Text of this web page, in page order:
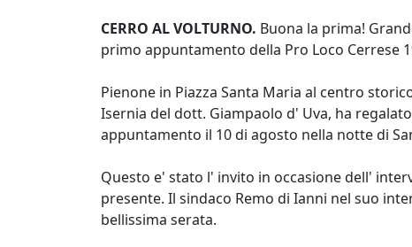
CERRO AL VOLTURNO. Buona la prima!
primo appuntamento della Pro Loco Cerrese
Pienone in Piazza Santa Maria al centro
Isernia del dott. Giampaolo d' Uva, ha
appuntamento il 10 di agosto nella notte di
Questo e' stato l' invito in occasione dell'
presente. Il sindaco Remo di Ianni nel suo
bellissima serata.